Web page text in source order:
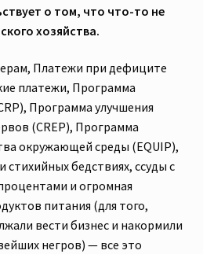
о том, что что-то не
хозяйства.
Платежи при дефиците
платежи, Программа
Программа улучшения
(CREP), Программа
окружающей среды (EQUIP),
бедствиях, ссуды с
и огромная
питания (для того,
вести бизнес и накормили
негров) — все это